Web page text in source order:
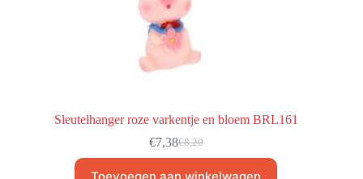
Sleutelhanger roze varkentje en bloem BRL161
€8,20
€7,38